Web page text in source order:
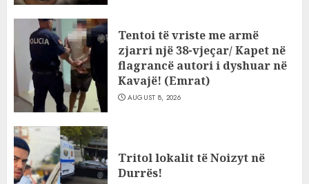
Tentoi të vriste me armë
zjarri një 38-vjeçar/ Kapet në
flagrancë autori i dyshuar në
Kavajë! (Emrat)
AUGUST 8, 2026
Tritol lokalit të Noizyt në
Durrës!